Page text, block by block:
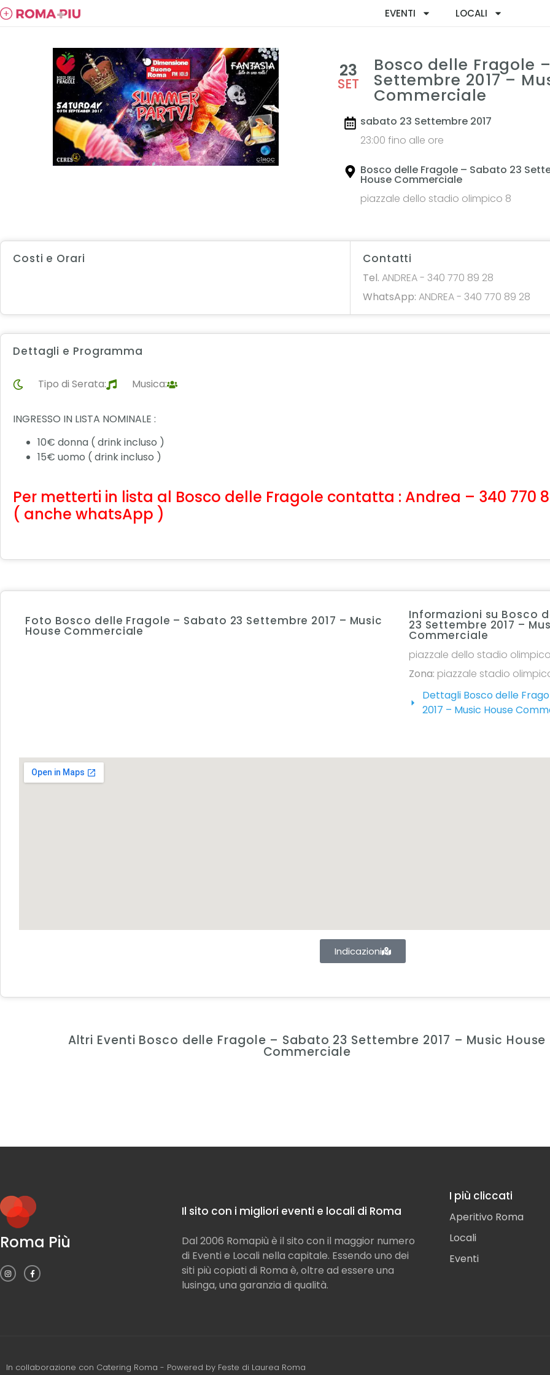
EVENTI LOCALI
23
SET
Bosco delle Fragole
Settembre 2017 –
Commerciale
sabato 23 Settembre 2017
23:00 fino alle ore
Bosco delle Fragole – Sabato 23
House Commerciale
piazzale dello stadio olimpico 8
Costi e Orari Contatti
Tel. ANDREA - 340 770 89 28
WhatsApp: ANDREA - 340 770 89 28
Dettagli e Programma
Tipo di Serata: Musica:
INGRESSO IN LISTA NOMINALE :
10€ donna ( drink incluso )
15€ uomo ( drink incluso )
Per metterti in lista al Bosco delle Fragole contatta : Andrea – 340 770
( anche whatsApp )
Foto Bosco delle Fragole – Sabato 23 Settembre 2017 – Music
House Commerciale
Informazioni su Bosco
23 Settembre 2017 –
Commerciale
piazzale dello stadio
Zona: piazzale stadio
Dettagli Bosco delle
2017 – Music House
Indicazioni
Altri Eventi Bosco delle Fragole – Sabato 23 Settembre 2017 – Music House
Commerciale
Roma Più
Il sito con i migliori eventi e locali di Roma
Dal 2006 Romapiù è il sito con il maggior numero
di Eventi e Locali nella capitale. Essendo uno dei
siti più copiati di Roma è, oltre ad essere una
lusinga, una garanzia di qualità.
I più cliccati
Aperitivo Roma
Locali
Eventi
In collaborazione con Catering Roma - Powered by Feste di Laurea Roma